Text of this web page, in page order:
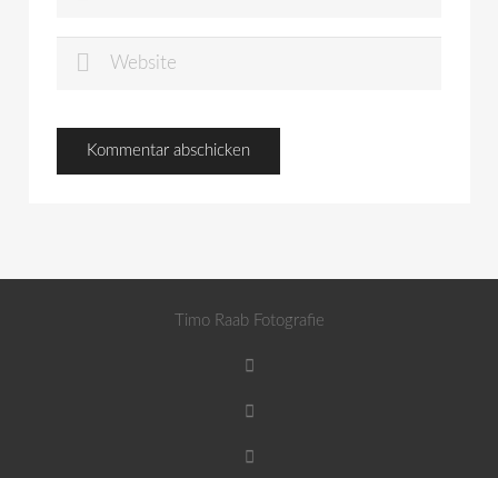
Timo Raab Fotografie